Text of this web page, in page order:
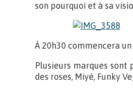
son pourquoi et à sa
À 20h30 commencera
Plusieurs marques sont
des roses, Miyé, Funky